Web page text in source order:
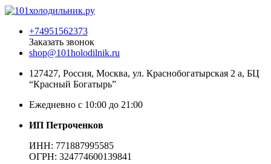
+74951562373
Заказать звонок
shop@101holodilnik.ru
127427, Россия, Москва, ул. Краснобогатырская 2 а, БЦ
“Красный Богатырь”
Ежедневно с 10:00 до 21:00
ИП Петроченков
ИНН: 771887995585
ОГРН: 324774600139841